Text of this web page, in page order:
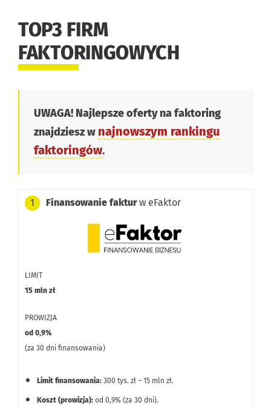
TOP3 FIRM
FAKTORINGOWYCH
UWAGA! Najlepsze oferty na faktoring
znajdziesz w najnowszym rankingu
faktoringów.
1 Finansowanie fakturw eFaktor
LIMIT
15 mln zł
PROWIZJA
od 0,9%
(za 30 dni finansowania)
Limit finansowania: 300 tys. zł – 15 mln zł.
Koszt (prowizja): od 0,9% (za 30 dni).